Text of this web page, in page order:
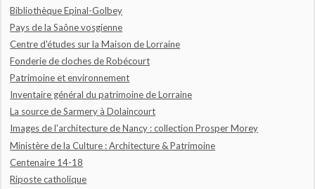
Bibliothèque Epinal-Golbey
Pays de la Saône vosgienne
Centre d'études sur la Maison de Lorraine
Fonderie de cloches de Robécourt
Patrimoine et environnement
Inventaire général du patrimoine de Lorraine
La source de Sarmery à Dolaincourt
Images de l'architecture de Nancy : collection Prosper Morey
Ministère de la Culture : Architecture & Patrimoine
Centenaire 14-18
Riposte catholique